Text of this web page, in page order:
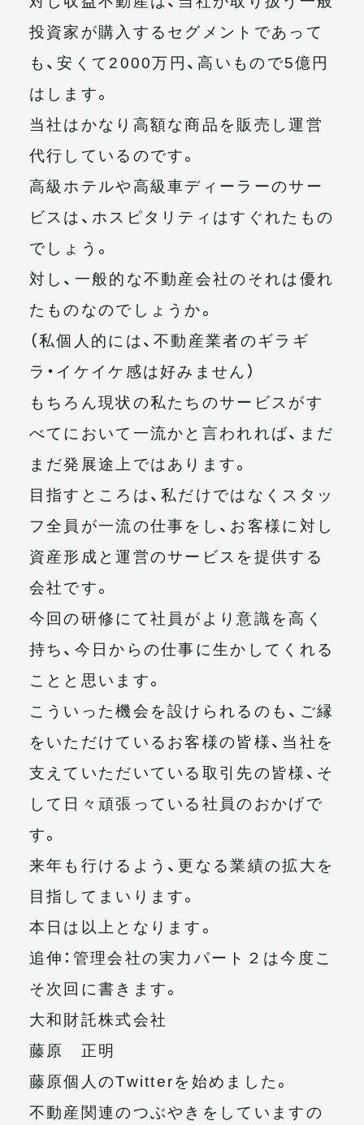
投資家が購入するセグメントであって
も、安くて2000万円、高いもので5億円
はします。
当社はかなり高額な商品を販売し運営
代行しているのです。
高級ホテルや高級車ディーラーのサー
ビスは、ホスピタリティはすぐれたもの
でしょう。
対し、一般的な不動産会社のそれは優れ
たものなのでしょうか。
（私個人的には、不動産業者のギラギ
ラ・イケイケ感は好みません）
もちろん現状の私たちのサービスがす
べてにおいて一流かと言われれば、まだ
まだ発展途上ではあります。
目指すところは、私だけではなくスタッ
フ全員が一流の仕事をし、お客様に対し
資産形成と運営のサービスを提供する
会社です。
今回の研修にて社員がより意識を高く
持ち、今日からの仕事に生かしてくれる
ことと思います。
こういった機会を設けられるのも、ご縁
をいただけているお客様の皆様、当社を
支えていただいている取引先の皆様、そ
して日々頑張っている社員のおかげで
す。
来年も行けるよう、更なる業績の拡大を
目指してまいります。
本日は以上となります。
追伸：管理会社の実力パート２は今度こ
そ次回に書きます。
大和財託株式会社
藤原 正明
藤原個人のTwitterを始めました。
不動産関連のつぶやきをしていますの